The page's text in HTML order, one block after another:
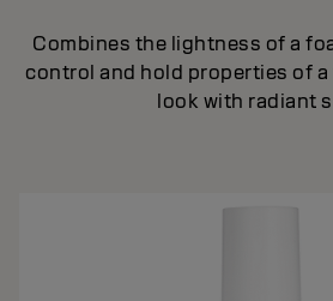
Combines the lightness of a
control and hold properties of a
look with radiant